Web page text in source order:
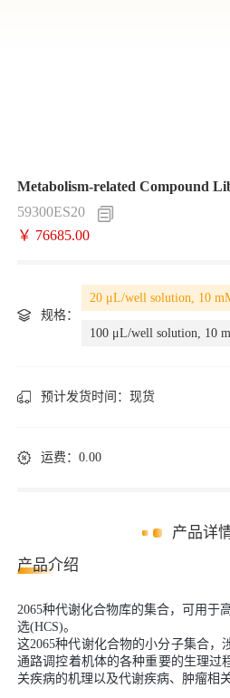
Metabolism-related Compound
59300ES20
￥ 76685.00
规格：
20 μL/well solution, 10
100 μL/well solution, 10
预计发货时间： 现货
运费：0.00
产品详
产品介绍
2065种代谢化合物库的集合，可用于
选(HCS)。
这2065种代谢化合物的小分子集合，
通路调控着机体的各种重要的生理过
关疾病的机理以及代谢疾病、肿瘤相